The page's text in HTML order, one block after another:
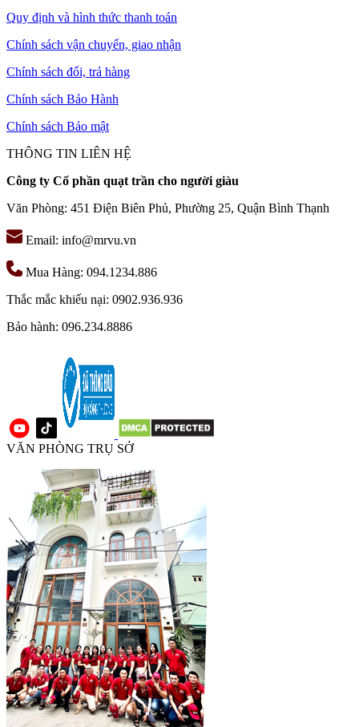
Quy định và hình thức thanh toán
Chính sách vận chuyển, giao nhận
Chính sách đổi, trả hàng
Chính sách Bảo Hành
Chính sách Bảo mật
THÔNG TIN LIÊN HỆ
Công ty Cổ phần quạt trần cho người giàu
Văn Phòng: 451 Điện Biên Phủ, Phường 25, Quận Bình Thạnh
Email: info@mrvu.vn
Mua Hàng: 094.1234.886
Thắc mắc khiếu nại: 0902.936.936
Bảo hành: 096.234.8886
VĂN PHÒNG TRỤ SỞ